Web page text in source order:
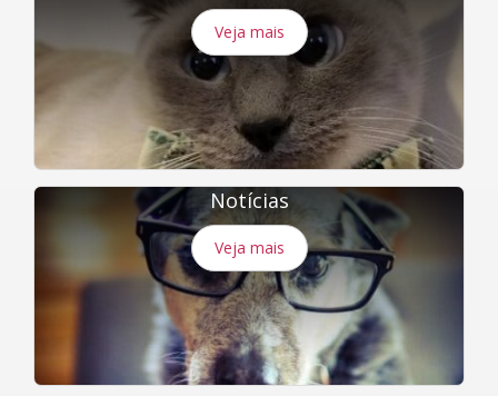
Veja mais
Notícias
Veja mais